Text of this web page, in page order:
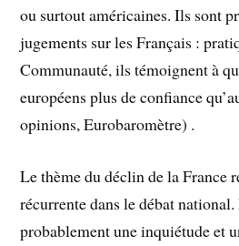
ou surtout américaines. Ils sont
jugements sur les Français :
Communauté, ils témoignent à
européens plus de confiance
opinions, Eurobaromètre) .
Le thème du déclin de la France
récurrente dans le débat
probablement une inquiétude et